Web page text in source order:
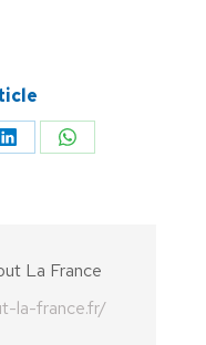
PartagerPartager
La France
la-france.fr/